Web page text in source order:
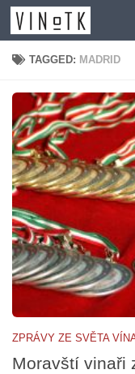
Skip to content
TAGGED: MADRID
ZPRÁVY ZE SVĚTA
Moravští vinaři